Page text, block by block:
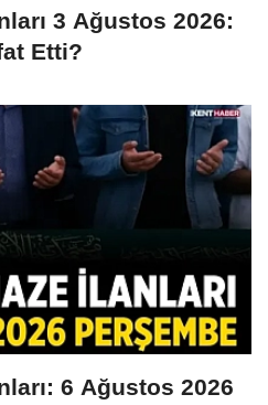
3 Ağustos 2026:
Etti?
6 Ağustos 2026